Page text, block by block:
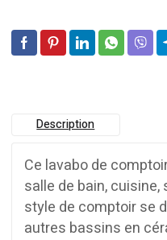
Description
Ce lavabo de
salle de bain,
style de comptoir se
autres bassins en